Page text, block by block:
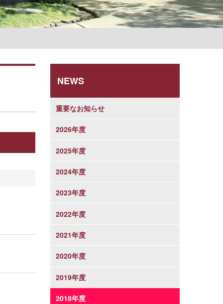
NEWS
重要なお知らせ
2026年度
2025年度
2024年度
2023年度
2022年度
2021年度
2020年度
2019年度
2018年度